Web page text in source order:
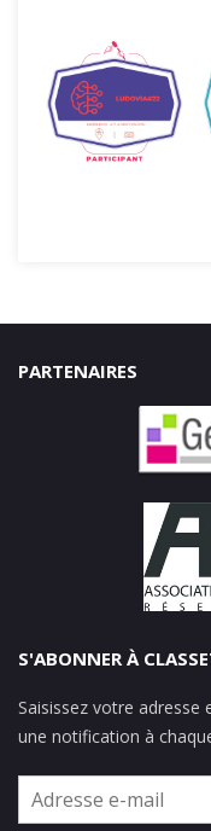
PARTENAIRES
S'ABONNER À
Saisissez votre
une notification à
Adresse
e-